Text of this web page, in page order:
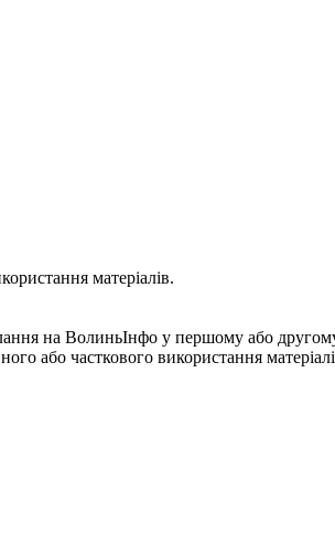
матеріалів.
на ВолиньІнфо у першому або
або часткового використання